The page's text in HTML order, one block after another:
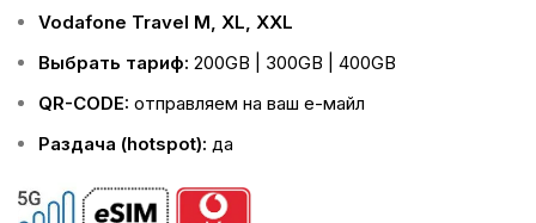
Vodafone Travel M, XL, XXL
Выбрать тариф: 200GB | 300GB | 400GB
QR-CODE: отправляем на ваш е-майл
Раздача (hotspot): да